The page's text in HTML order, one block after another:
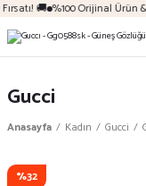
🚚 %100 Orijinal Ürün
Gucci
Anasayfa Kadın Gucci
%32